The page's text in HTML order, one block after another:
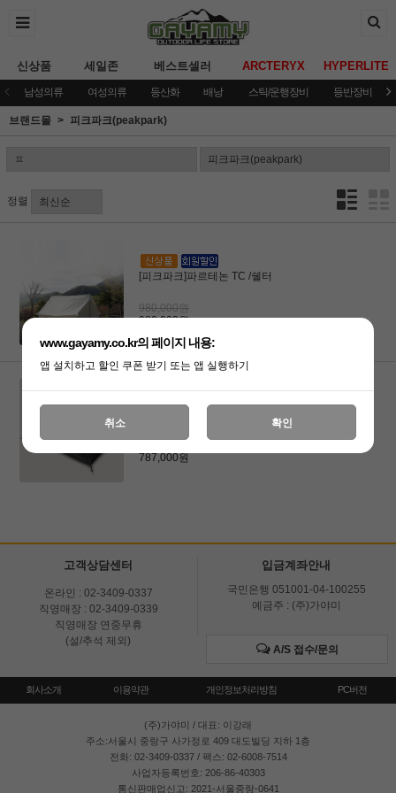
신상품 세일존 베스트셀러 ARCTERYX HYPERLITE
남성의류 여성의류 등산화 배낭 스틱/운행장비 등반장비
브랜드몰 피크파크(peakpark)
정렬
[피크파크]파르테논 TC /쉘터
980,000원
980,000원
787,000원
고객상담센터
온라인 : 02-3409-0337
직영매장 : 02-3409-0339
직영매장 연중무휴
(설/추석 제외)
입금계좌안내
국민은행 051001-04-100255
예금주 : (주)가야미
A/S 접수/문의
회사소개 이용약관 개인정보처리방침 PC버전
(주)가야미 / 대표: 이강래
주소:서울시 중랑구 사가정로 409 대도빌딩 지하 1층
전화: 02-3409-0337 / 팩스: 02-6008-7514
사업자등록번호: 206-86-40303
통신판매업신고: 2021-서울중랑-0641
www.gayamy.co.kr의 페이지 내용:
앱 설치하고 할인 쿠폰 받기 또는 앱 실행하기
취소 확인